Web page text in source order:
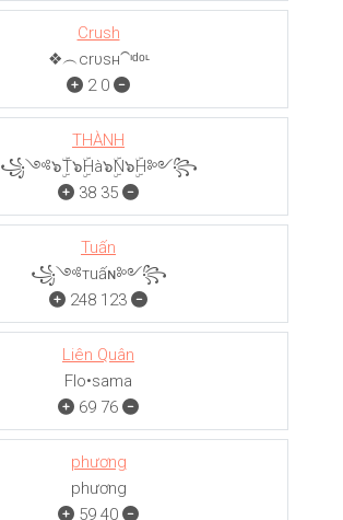
Crush
❖︵crυѕн⁀ᶦᵈᵒᶫ
2 0
THÀNH
꧁༺๖ۣۜT๖ۣۜHà๖ۣۜN๖ۣۜH༻꧂
38 35
Tuấn
꧁༺тuấɴ༻꧂
248 123
Liên Quân
Flo•sama
69 76
phương
phương
59 40